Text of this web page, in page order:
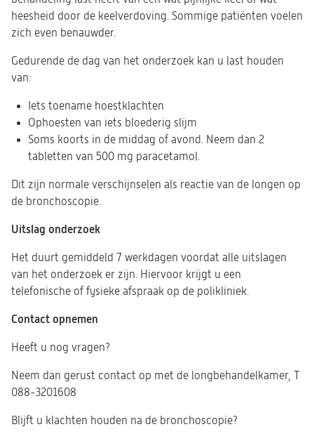
heesheid door de keelverdoving. Sommige patiënten voelen
zich even benauwder.
Gedurende de dag van het onderzoek kan u last houden
van:
Iets toename hoestklachten
Ophoesten van iets bloederig slijm
Soms koorts in de middag of avond. Neem dan 2
tabletten van 500 mg paracetamol.
Dit zijn normale verschijnselen als reactie van de longen op
de bronchoscopie.
Uitslag onderzoek
Het duurt gemiddeld 7 werkdagen voordat alle uitslagen
van het onderzoek er zijn. Hiervoor krijgt u een
telefonische of fysieke afspraak op de polikliniek.
Contact opnemen
Heeft u nog vragen?
Neem dan gerust contact op met de longbehandelkamer, T
088-3201608
Blijft u klachten houden na de bronchoscopie?